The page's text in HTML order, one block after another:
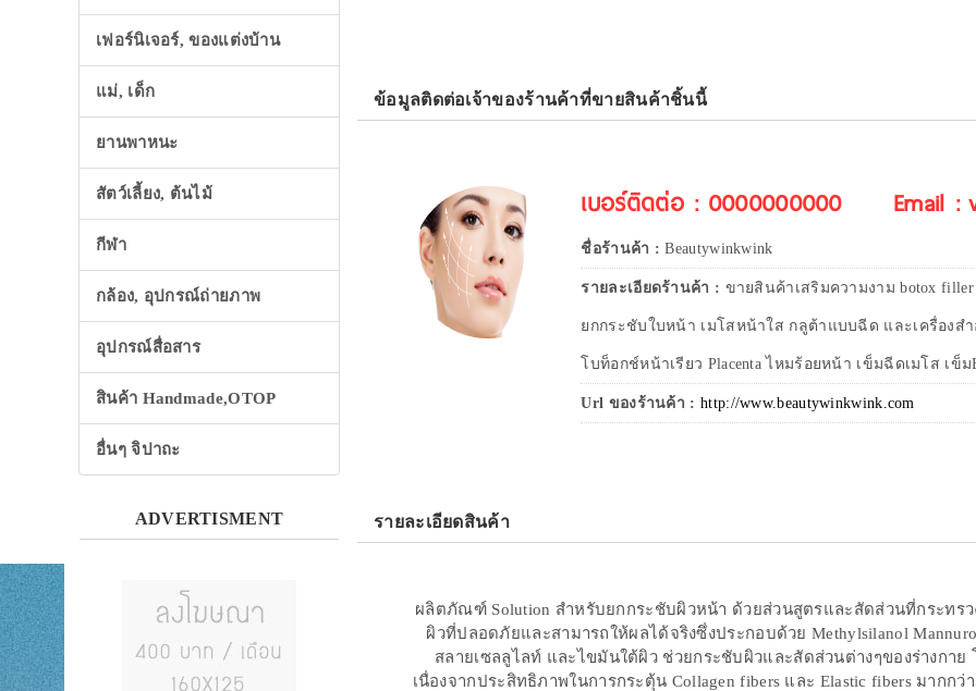
เฟอร์นิเจอร์, ของแต่งบ้าน
แม่, เด็ก
ยานพาหนะ
สัตว์เลี้ยง, ต้นไม้
กีฬา
กล้อง, อุปกรณ์ถ่ายภาพ
อุปกรณ์สื่อสาร
สินค้า Handmade,OTOP
อื่นๆ จิปาถะ
ADVERTISMENT
ข้อมูลติดต่อเจ้าของร้านค้าที่ขายสินค้าชิ้นนี้
เบอร์ติดต่อ : 0000000000 Email :
ชื่อร้านค้า :Beautywinkwink
รายละเอียดร้านค้า : ขายสินค้าเสริมความงาม botox
ยกกระชับใบหน้า เมโสหน้าใส กลูต้าแบบฉีด และเครื่องสำ
โบท็อกช์หน้าเรียว Placenta ไหมร้อยหน้า เข็มฉีดเมโส เข็
Url ของร้านค้า : http://www.beautywinkwink.com
รายละเอียดสินค้า
ผลิตภัณฑ์ Solution สำหรับยกกระชับผิวหน้า ด้วยส่วนสูตรและสัดส่วนที่กระท
ผิวที่ปลอดภัยและสามารถให้ผลได้จริงซึ่งประกอบด้วย Methylsilanol
สลายเซลลูไลท์ และไขมันใต้ผิว ช่วยกระชับผิวและสัดส่วนต่างๆของร่างกา
เนื่องจากประสิทธิภาพในการกระตุ้น Collagen fibers และ Elastic fibers มากก